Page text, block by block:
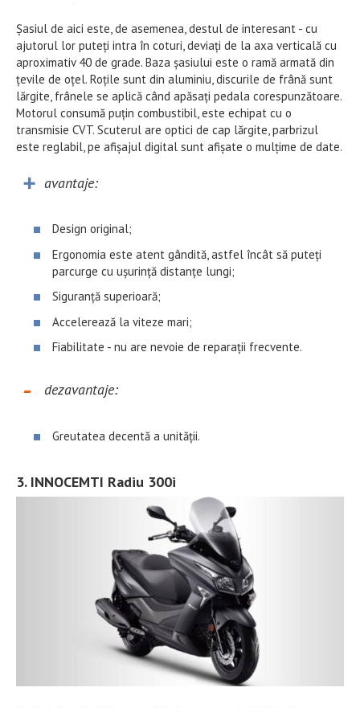
Șasiul de aici este, de asemenea, destul de interesant - cu
ajutorul lor puteți intra în coturi, deviați de la axa verticală cu
aproximativ 40 de grade. Baza șasiului este o ramă armată din
țevile de oțel. Roțile sunt din aluminiu, discurile de frână sunt
lărgite, frânele se aplică când apăsați pedala corespunzătoare.
Motorul consumă puțin combustibil, este echipat cu o
transmisie CVT. Scuterul are optici de cap lărgite, parbrizul
este reglabil, pe afișajul digital sunt afișate o mulțime de date.
avantaje:
Design original;
Ergonomia este atent gândită, astfel încât să puteți
parcurge cu ușurință distanțe lungi;
Siguranță superioară;
Accelerează la viteze mari;
Fiabilitate - nu are nevoie de reparații frecvente.
dezavantaje:
Greutatea decentă a unității.
3. INNOCEMTI Radiu 300i